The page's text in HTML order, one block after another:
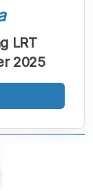
LRT
2025